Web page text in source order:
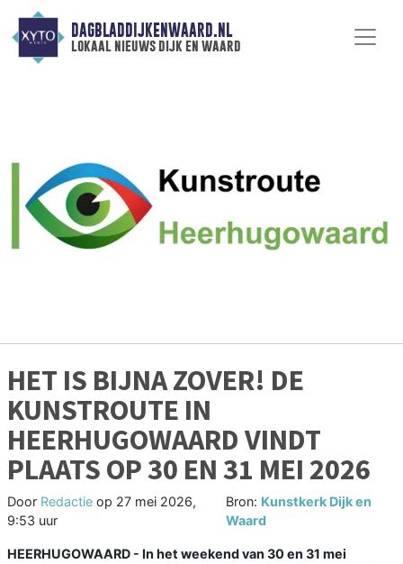
DAGBLADDIJKENWAARD.NL
lokaal nieuws dijk en waard
HET IS BIJNA ZOVER! DE
KUNSTROUTE IN
HEERHUGOWAARD VINDT
PLAATS OP 30 EN 31 MEI 2026
Door Redactie op 27 mei 2026,
9:53 uur
Bron: Kunstkerk Dijk en
Waard
HEERHUGOWAARD - In het weekend van 30 en 31 mei